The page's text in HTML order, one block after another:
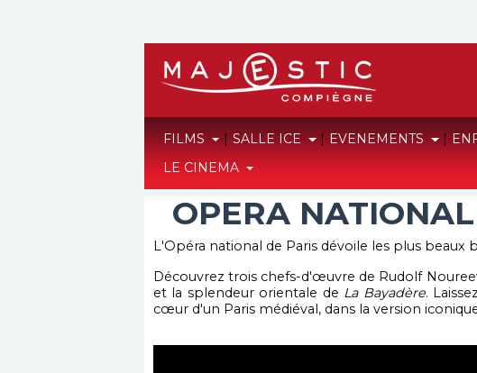
FILMS | SALLE ICE | EVENEMENTS |
LE CINEMA
OPERA
L'Opéra national de Paris dévoile les plus beaux
Découvrez trois chefs-d'œuvre de Rudolf
et la splendeur orientale de La Bayadère.
cœur d'un Paris médiéval, dans la version